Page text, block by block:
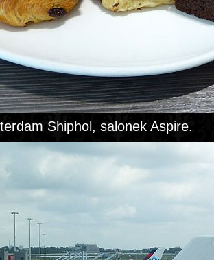
Shiphol, salonek Aspire.